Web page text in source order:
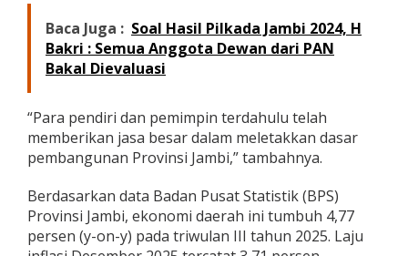
n
o
m
i
D
a
e
h
Baca Juga : Soal Hasil Pilkada Jambi 2024, H
Bakri : Semua Anggota Dewan dari PAN
Bakal Dievaluasi
“Para pendiri dan pemimpin terdahulu telah
memberikan jasa besar dalam meletakkan dasar
pembangunan Provinsi Jambi,” tambahnya.
Berdasarkan data Badan Pusat Statistik (BPS)
Provinsi Jambi, ekonomi daerah ini tumbuh 4,77
persen (y-on-y) pada triwulan III tahun 2025. Laju